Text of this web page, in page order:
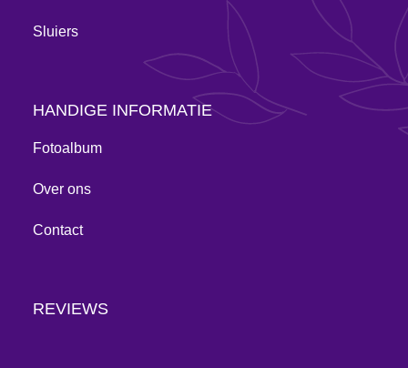
Sluiers
HANDIGE INFORMATIE
Fotoalbum
Over ons
Contact
REVIEWS